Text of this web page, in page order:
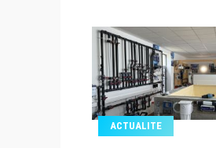
ACTUALITE